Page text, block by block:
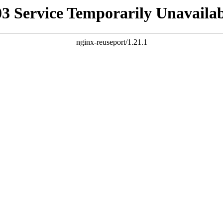
Service Temporarily
nginx-reuseport/1.21.1